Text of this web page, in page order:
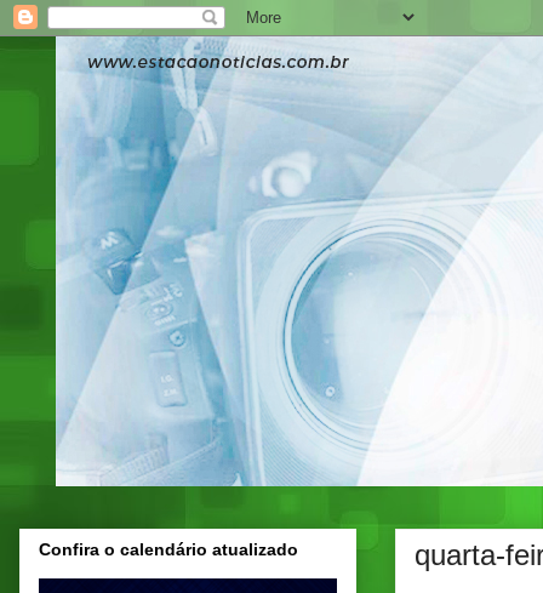
quarta-
Confira o calendário atualizado